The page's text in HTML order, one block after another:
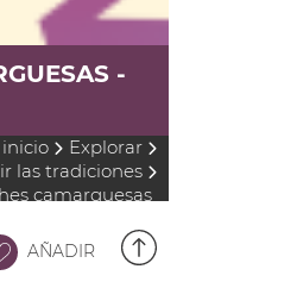
-
Explorar
las tradiciones
camarguesas
AÑADIR